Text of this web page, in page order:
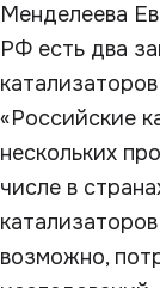
Менделеева
РФ есть два
«Российские
нескольких
числе в
возможно,